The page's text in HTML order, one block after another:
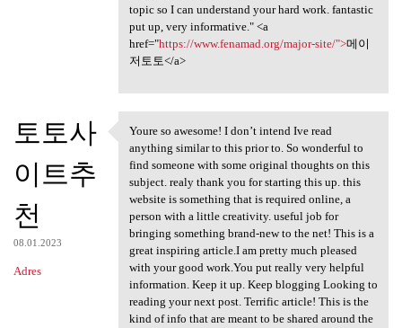
topic so I can understand your hard work. fantastic
put up, very informative." <a
href="https://www.fenamad.org/major-site/">메이
저토토</a>
토토사
이트추
천
08.01.2023
Adres
Youre so awesome! I don’t
Youre so awesome! I don’t intend Ive read
anything similar to this prior to. So wonderful to
find someone with some original thoughts on this
subject. realy thank you for starting this up. this
website is something that is required online, a
person with a little creativity. useful job for
bringing something brand-new to the net! This is a
great inspiring article.I am pretty much pleased
with your good work.You put really very helpful
information. Keep it up. Keep blogging Looking to
reading your next post. Terrific article! This is the
kind of info that are meant to be shared around the